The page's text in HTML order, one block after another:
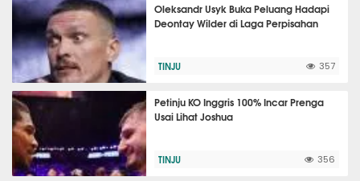
Oleksandr Usyk Buka Peluang Hadapi
Deontay Wilder di Laga Perpisahan
TINJU 357
Petinju KO Inggris 100% Incar Prenga
Usai Lihat Joshua
TINJU 356